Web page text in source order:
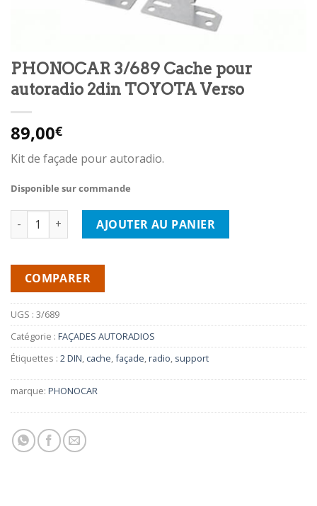
PHONOCAR 3/689 Cache pour
autoradio 2din TOYOTA Verso
89,00€
Kit de façade pour autoradio.
Disponible sur commande
quantité de PHONOCAR 3/689 Cache pour autoradio 2din
AJOUTER AU PANIER
COMPARER
UGS : 3/689
Catégorie : FAÇADES AUTORADIOS
Étiquettes : 2 DIN, cache,façade,radio, support
marque: PHONOCAR